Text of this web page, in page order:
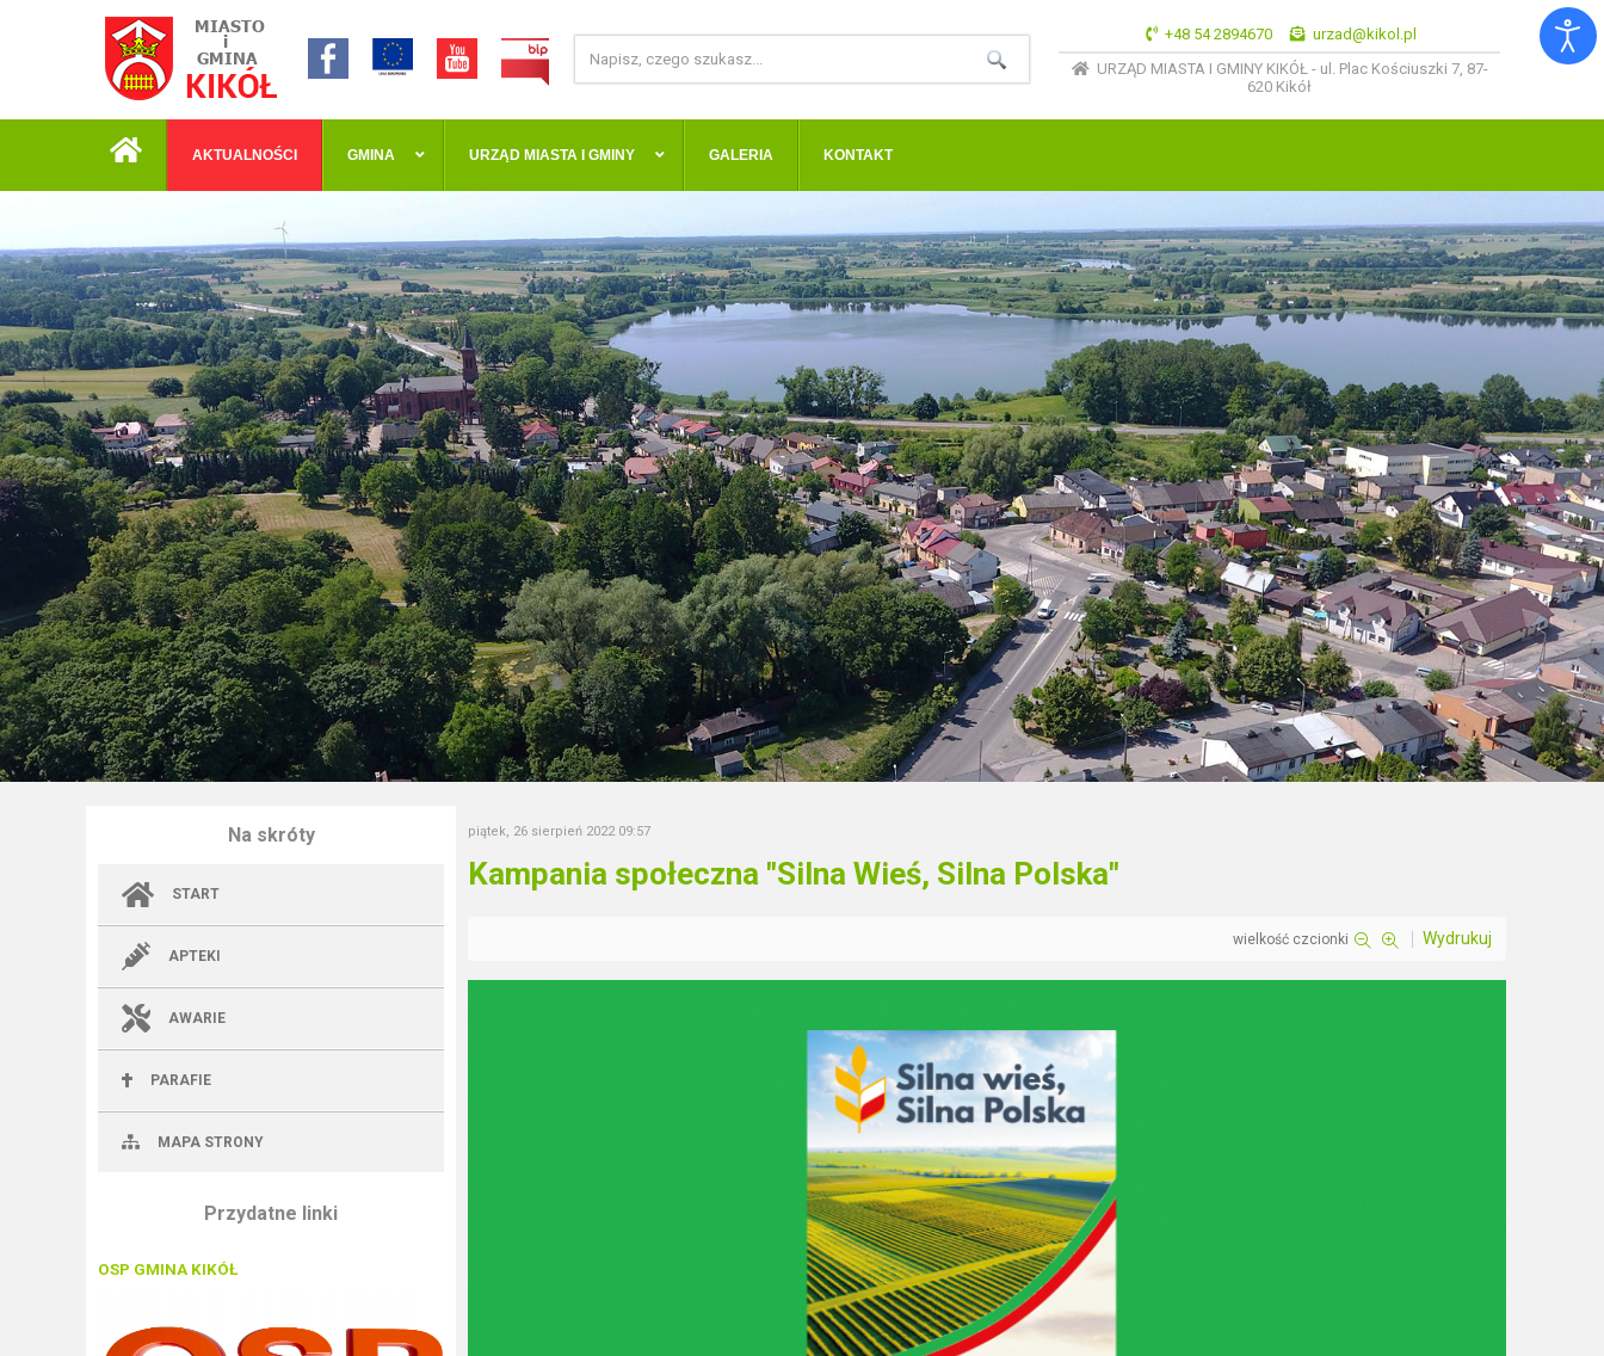
+48 54 2894670
urzad@kikol.pl
URZĄD MIASTA I GMINY KIKÓŁ - ul. Plac Kościuszki 7, 87-
620 Kikół
AKTUALNOŚCI GMINA URZĄD MIASTA I GMINY GALERIA KONTAKT
Na skróty
START
APTEKI
AWARIE
PARAFIE
MAPA STRONY
Przydatne linki
OSP GMINA KIKÓŁ
piątek, 26 sierpień 2022 09:57
Kampania społeczna "Silna Wieś, Silna Polska"
wielkość czcionki Wydrukuj